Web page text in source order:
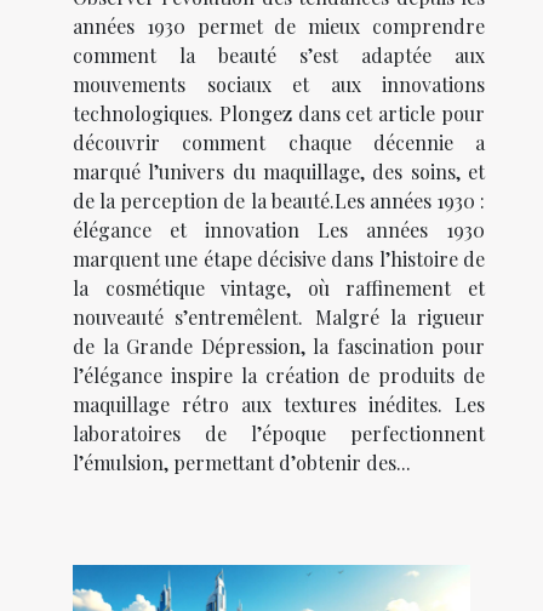
années 1930 permet de mieux comprendre
comment la beauté s’est adaptée aux
mouvements sociaux et aux innovations
technologiques. Plongez dans cet article pour
découvrir comment chaque décennie a
marqué l’univers du maquillage, des soins, et
de la perception de la beauté.Les années 1930 :
élégance et innovation Les années 1930
marquent une étape décisive dans l’histoire de
la cosmétique vintage, où raffinement et
nouveauté s’entremêlent. Malgré la rigueur
de la Grande Dépression, la fascination pour
l’élégance inspire la création de produits de
maquillage rétro aux textures inédites. Les
laboratoires de l’époque perfectionnent
l’émulsion, permettant d’obtenir des...